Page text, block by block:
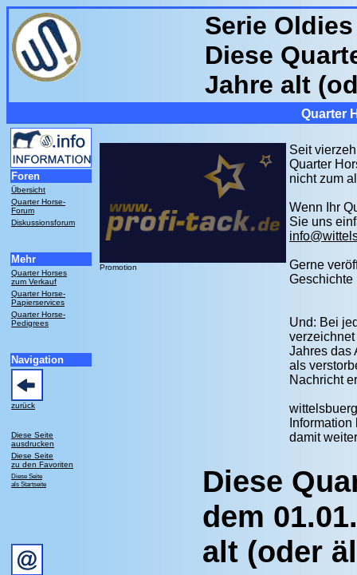
Serie
Diese
Jahre alt
Quarter
Foren
Übersicht
Quarter Horse-
Forum
Diskussionsforum
Mehr
Quarter Horses
zum Verkauf
Quarter Horse-
Papierservices
Quarter Horse-
Pedigrees
Navigation
zurück
Diese Seite
ausdrucken
Diese Seite
zu den Favoriten
Diese Seite
als Startseite
Promotion
Seit
Quarter
nicht zum
Wenn Ihr
Sie uns
Gerne
Geschichte
Und: Bei
Jahres das
als
Nachricht
damit
Diese
dem
alt (oder